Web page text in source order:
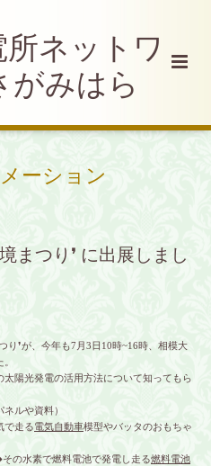
ネットワ
がみはら
ーション
まつり❜ に出展しまし
❜が、今年も7月3日10時~16時、相模大
太陽光発電の活用方法について知ってもら
ルや資料）
走る電気自動車模型やバッタのおもちゃ
水素で燃料電池で発電し走る燃料電池